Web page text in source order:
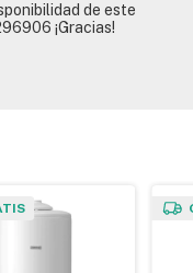
de este
¡Gracias!